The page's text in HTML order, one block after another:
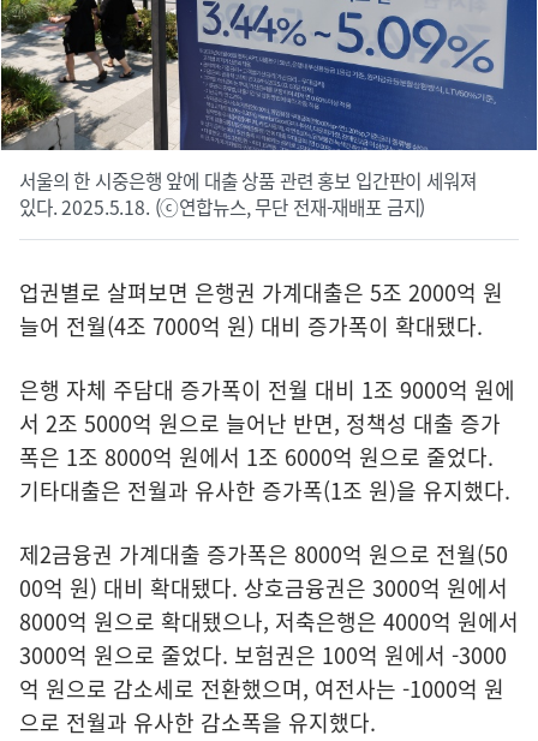
서울의 한 시중은행 앞에 대출 상품 관련 홍보 입간판이 세워져
있다. 2025.5.18. (ⓒ연합뉴스, 무단 전재-재배포 금지)
업권별로 살펴보면 은행권 가계대출은 5조 2000억 원
늘어 전월(4조 7000억 원) 대비 증가폭이 확대됐다.
은행 자체 주담대 증가폭이 전월 대비 1조 9000억 원에
서 2조 5000억 원으로 늘어난 반면, 정책성 대출 증가
폭은 1조 8000억 원에서 1조 6000억 원으로 줄었다.
기타대출은 전월과 유사한 증가폭(1조 원)을 유지했다.
제2금융권 가계대출 증가폭은 8000억 원으로 전월(50
00억 원) 대비 확대됐다. 상호금융권은 3000억 원에서
8000억 원으로 확대됐으나, 저축은행은 4000억 원에서
3000억 원으로 줄었다. 보험권은 100억 원에서 -3000
억 원으로 감소세로 전환했으며, 여전사는 -1000억 원
으로 전월과 유사한 감소폭을 유지했다.